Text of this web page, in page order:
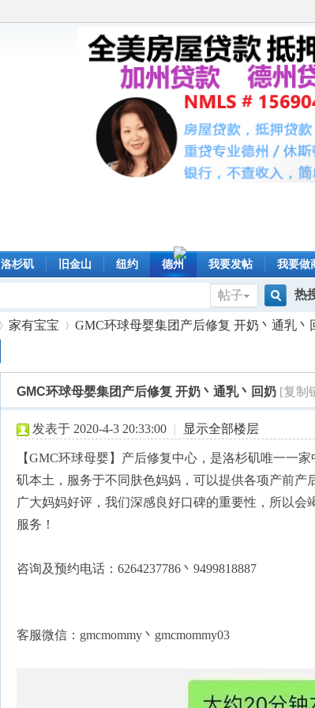
洛杉矶 旧金山 纽约 德州 我要发帖 我要做
帖子
搜
索
热
家有宝宝
›
GMC环球母婴集团产后修复 开奶丶通乳丶
GMC环球母婴集团产后修复 开奶丶通乳丶回奶 [复制
发表于 2020-4-3 20:33:00 | 显示全部楼层
【GMC环球母婴】产后修复中心，是洛杉矶唯一一
矶本土，服务于不同肤色妈妈，可以提供各项产前
广大妈妈好评，我们深感良好口碑的重要性，所以
服务！
咨询及预约电话：6264237786丶9499818887
客服微信：gmcmommy丶gmcmommy03